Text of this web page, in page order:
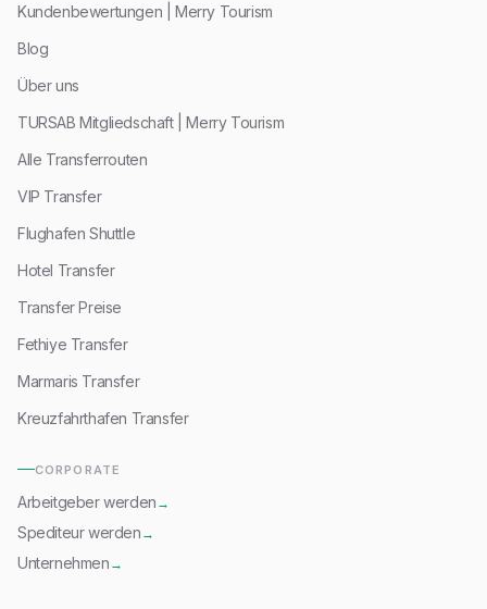
Kundenbewertungen | Merry Tourism
Blog
Über uns
TURSAB Mitgliedschaft | Merry Tourism
Alle Transferrouten
VIP Transfer
Flughafen Shuttle
Hotel Transfer
Transfer Preise
Fethiye Transfer
Marmaris Transfer
Kreuzfahrthafen Transfer
CORPORATE
Arbeitgeber werden →
Spediteur werden →
Unternehmen →